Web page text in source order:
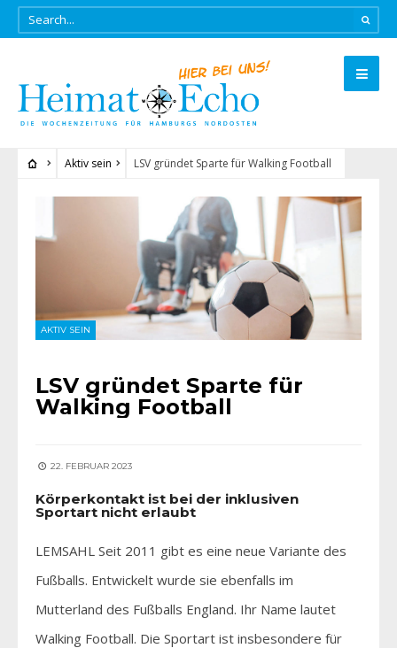
Aktiv sein LSV gründet Sparte für Walking Football
AKTIV SEIN
LSV gründet Sparte für
Walking Football
22. FEBRUAR 2023
Körperkontakt ist bei der inklusiven
Sportart nicht erlaubt
LEMSAHL Seit 2011 gibt es eine neue Variante des
Fußballs. Entwickelt wurde sie ebenfalls im
Mutterland des Fußballs England. Ihr Name lautet
Walking Football. Die Sportart ist insbesondere für